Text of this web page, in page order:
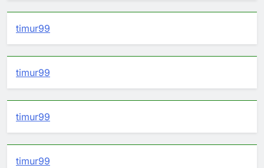
timur99
timur99
timur99
timur99